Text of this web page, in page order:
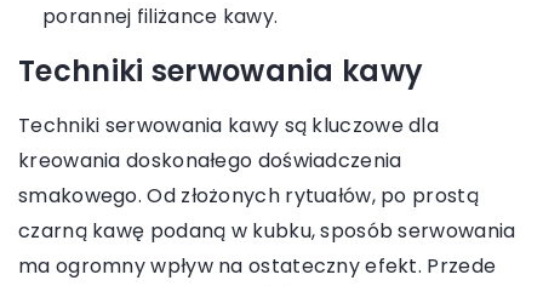
porannej filiżance kawy.
Techniki serwowania kawy
Techniki serwowania kawy są kluczowe dla
kreowania doskonałego doświadczenia
smakowego. Od złożonych rytuałów, po prostą
czarną kawę podaną w kubku, sposób serwowania
ma ogromny wpływ na ostateczny efekt. Przede